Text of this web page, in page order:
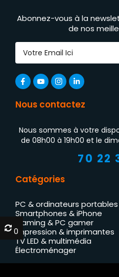
Abonnez-vous à la
de nos
Nous contactez
Nous sommes à votre
de 08h00 à 19h00 et le
70 22
Catégories
PC & ordinateurs portables
Smartphones & iPhone
Gaming & PC gamer
Impression & imprimantes
TV LED & multimédia
Électroménager
0
0